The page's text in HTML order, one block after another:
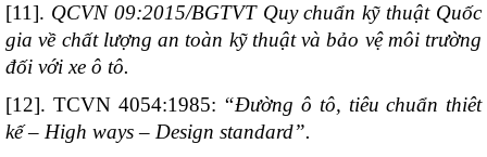
[11]. QCVN 09:2015/BGTVT Quy chuẩn kỹ thuật Quốc
gia về chất lượng an toàn kỹ thuật và bảo vệ môi trường
đối với xe ô tô.
[12]. TCVN 4054:1985: “Đường ô tô, tiêu chuẩn thiêt
kế – High ways – Design standard”.